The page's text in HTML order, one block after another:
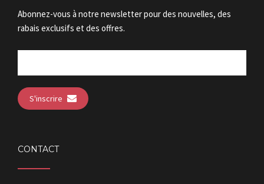
Abonnez-vous à notre newsletter pour des nouvelles, des
rabais exclusifs et des offres.
S'inscrire
CONTACT